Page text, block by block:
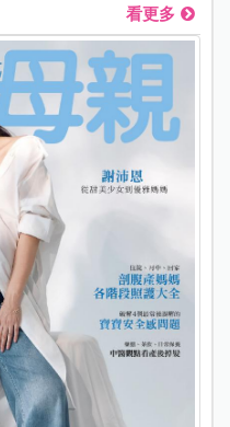
看更多